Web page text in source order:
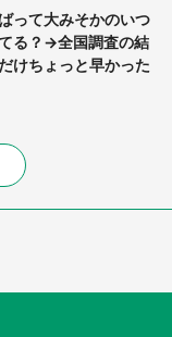
って大みそかのいつ
る？→全国調査の結
けちょっと早かった